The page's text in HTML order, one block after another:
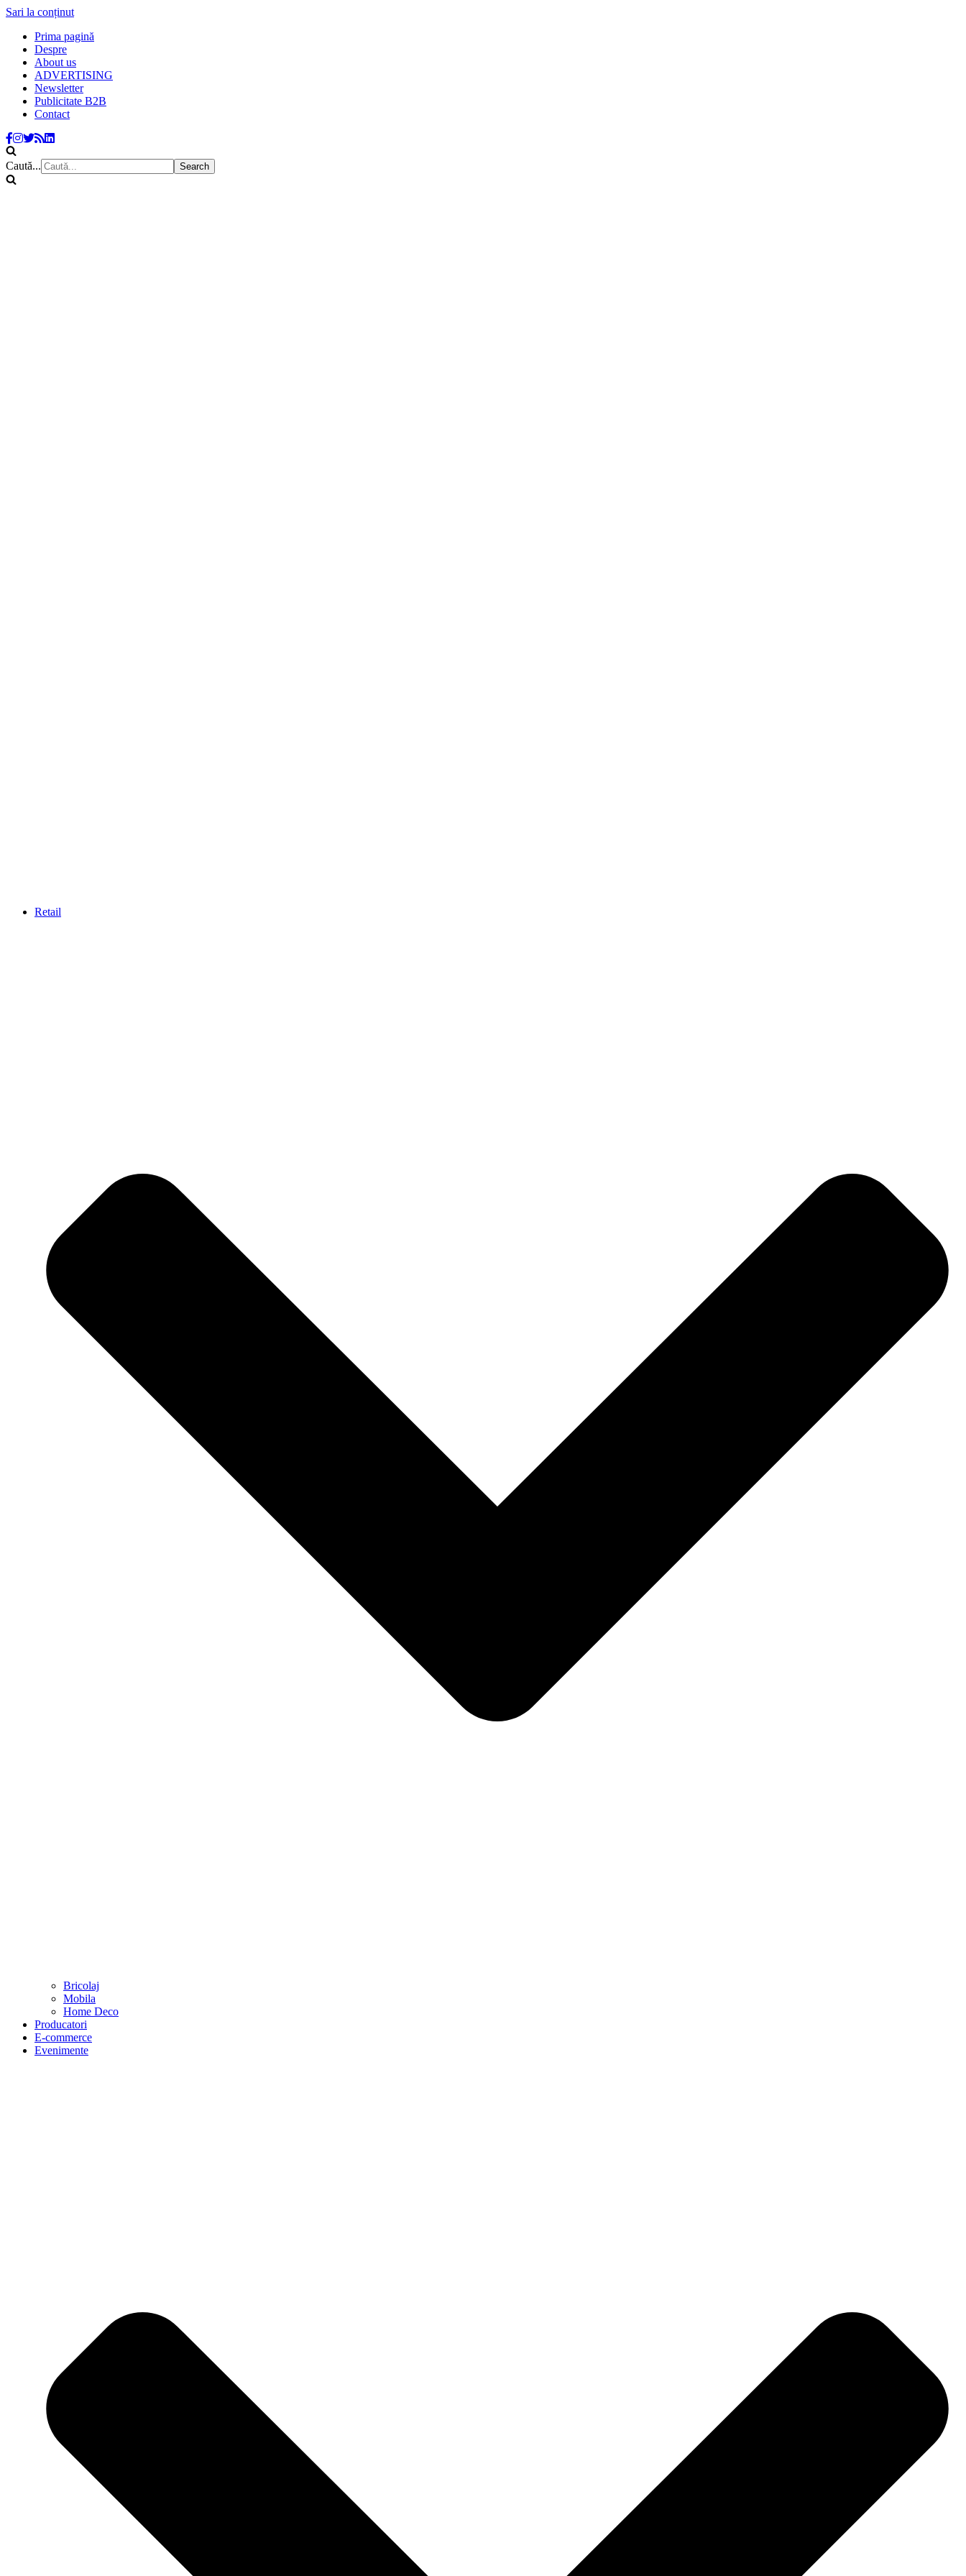
Sari la conținut
Prima pagină
Despre
About us
ADVERTISING
Newsletter
Publicitate B2B
Contact
Caută...
Retail
Bricolaj
Mobila
Home Deco
Producatori
E-commerce
Evenimente